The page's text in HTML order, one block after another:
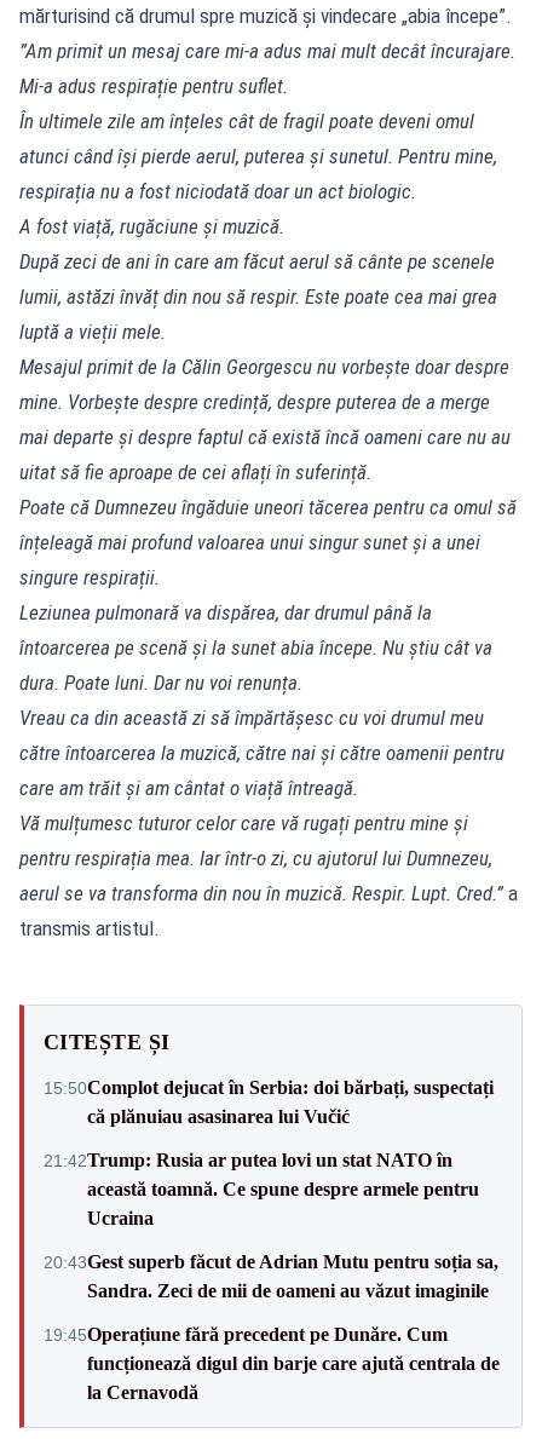
mărturisind că drumul spre muzică și vindecare „abia începe”.
”Am primit un mesaj care mi-a adus mai mult decât încurajare.
Mi-a adus respirație pentru suflet.
În ultimele zile am înțeles cât de fragil poate deveni omul
atunci când își pierde aerul, puterea și sunetul. Pentru mine,
respirația nu a fost niciodată doar un act biologic.
A fost viață, rugăciune și muzică.
După zeci de ani în care am făcut aerul să cânte pe scenele
lumii, astăzi învăț din nou să respir. Este poate cea mai grea
luptă a vieții mele.
Mesajul primit de la Călin Georgescu nu vorbește doar despre
mine. Vorbește despre credință, despre puterea de a merge
mai departe și despre faptul că există încă oameni care nu au
uitat să fie aproape de cei aflați în suferință.
Poate că Dumnezeu îngăduie uneori tăcerea pentru ca omul să
înțeleagă mai profund valoarea unui singur sunet și a unei
singure respirații.
Leziunea pulmonară va dispărea, dar drumul până la
întoarcerea pe scenă și la sunet abia începe. Nu știu cât va
dura. Poate luni. Dar nu voi renunța.
Vreau ca din această zi să împărtășesc cu voi drumul meu
către întoarcerea la muzică, către nai și către oamenii pentru
care am trăit și am cântat o viață întreagă.
Vă mulțumesc tuturor celor care vă rugați pentru mine și
pentru respirația mea. Iar într-o zi, cu ajutorul lui Dumnezeu,
aerul se va transforma din nou în muzică. Respir. Lupt. Cred.”a
transmis artistul.
CITEȘTE ȘI
15:50Complot dejucat în Serbia: doi bărbați, suspectați
că plănuiau asasinarea lui Vučić
21:42Trump: Rusia ar putea lovi un stat NATO în
această toamnă. Ce spune despre armele pentru
Ucraina
20:43Gest superb făcut de Adrian Mutu pentru soția sa,
Sandra. Zeci de mii de oameni au văzut imaginile
19:45Operațiune fără precedent pe Dunăre. Cum
funcționează digul din barje care ajută centrala de
la Cernavodă